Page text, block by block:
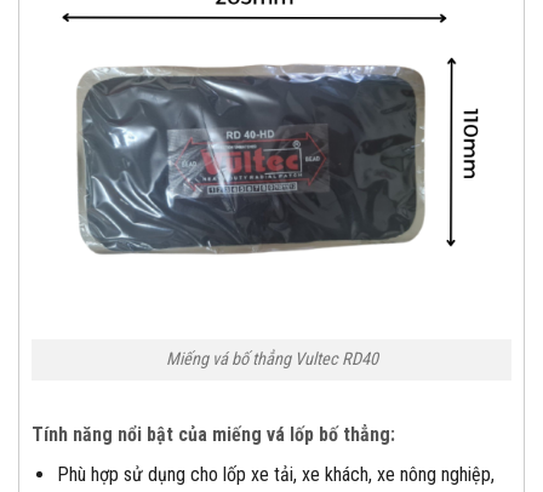
Miếng vá bố thẳng Vultec RD40
Tính năng nổi bật của miếng vá lốp bố thẳng:
Phù hợp sử dụng cho lốp xe tải, xe khách, xe nông nghiệp,